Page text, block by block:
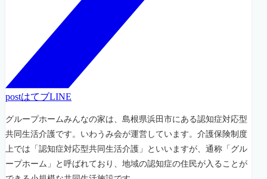
postはてブLINE
グループホームみんなの家は、島根県浜田市にある認知症対応型
共同生活介護です。いわうみ会が運営しています。介護保険制度
上では「認知症対応型共同生活介護」といいますが、通称「グル
ープホーム」と呼ばれており、地域の認知症の住民が入ることが